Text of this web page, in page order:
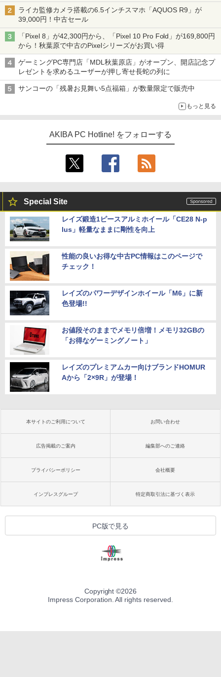
ライカ監修カメラ搭載の6.5インチスマホ「AQUOS R9」が
39,000円！中古セール
「Pixel 8」が42,300円から、「Pixel 10 Pro Fold」が169,800円
から！秋葉原で中古のPixelシリーズがお買い得
ゲーミングPC専門店「MDL秋葉原店」がオープン、開店記念プ
レゼントを求めるユーザーが押し寄せ長蛇の列に
サンコーの「残暑お見舞い5点福箱」が数量限定で販売中
もっと見る
AKIBA PC Hotline! をフォローする
Special Site
レイズ鍛造1ピースアルミホイール「CE28 N-p
lus」軽量なままに剛性を向上
性能の良いお得な中古PC情報はこのページで
チェック！
レイズのパワーデザインホイール「M6」に新
色登場!!
お値段そのままでメモリ倍増！メモリ32GBの
「お得なゲーミングノート」
レイズのプレミアムカー向けブランドHOMUR
Aから「2×9R」が登場！
本サイトのご利用について お問い合わせ
広告掲載のご案内 編集部へのご連絡
プライバシーポリシー 会社概要
インプレスグループ 特定商取引法に基づく表示
PC版で見る
Copyright ©2026
Impress Corporation. All rights reserved.